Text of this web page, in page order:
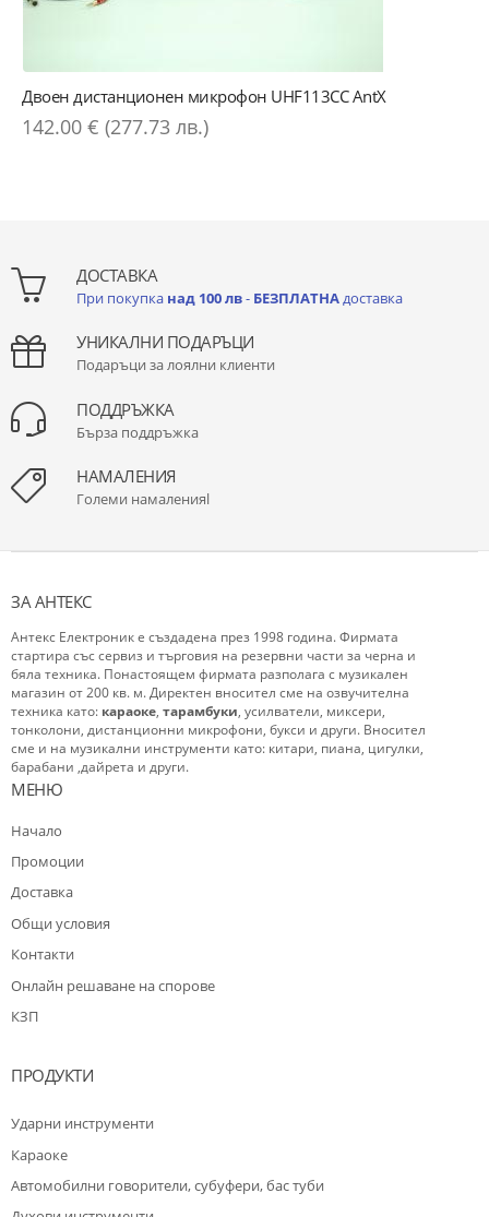
Двоен дистанционен микрофон UHF113CC AntX
142.00 € (277.73 лв.)
ДОСТАВКА
При покупка над 100 лв- БЕЗПЛАТНА доставка
УНИКАЛНИ ПОДАРЪЦИ
Подаръци за лоялни клиенти
ПОДДРЪЖКА
Бърза поддръжка
НАМАЛЕНИЯ
Големи намаленияl
ЗА АНТЕКС
Антекс Електроник е създадена през 1998 година. Фирмата
стартира със сервиз и търговия на резервни части за черна и
бяла техника. Понастоящем фирмата разполага с музикален
магазин от 200 кв. м. Директен вносител сме на озвучителна
техника като: караоке, тарамбуки, усилватели, миксери,
тонколони, дистанционни микрофони, букси и други. Вносител
сме и на музикални инструменти като: китари, пиана, цигулки,
барабани ,дайрета и други.
МЕНЮ
Начало
Промоции
Доставка
Общи условия
Контакти
Oнлайн решаване на спорове
КЗП
ПРОДУКТИ
Ударни инструменти
Караоке
Автомобилни говорители, субуфери, бас туби